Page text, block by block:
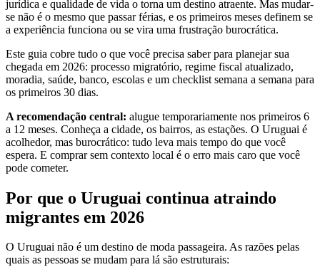
jurídica e qualidade de vida o torna um destino atraente. Mas mudar-
se não é o mesmo que passar férias, e os primeiros meses definem se
a experiência funciona ou se vira uma frustração burocrática.
Este guia cobre tudo o que você precisa saber para planejar sua
chegada em 2026: processo migratório, regime fiscal atualizado,
moradia, saúde, banco, escolas e um checklist semana a semana para
os primeiros 30 dias.
A recomendação central: alugue temporariamente nos primeiros 6
a 12 meses. Conheça a cidade, os bairros, as estações. O Uruguai é
acolhedor, mas burocrático: tudo leva mais tempo do que você
espera. E comprar sem contexto local é o erro mais caro que você
pode cometer.
Por que o Uruguai continua atraindo
migrantes em 2026
O Uruguai não é um destino de moda passageira. As razões pelas
quais as pessoas se mudam para lá são estruturais: